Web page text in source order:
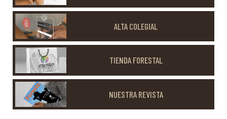
ALTA COLEGIAL
TIENDA FORESTAL
NUESTRA REVISTA